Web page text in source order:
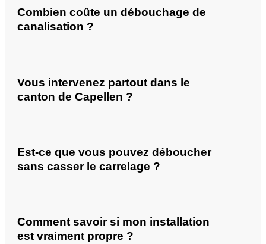
Combien coûte un débouchage de
canalisation ?
Vous intervenez partout dans le
canton de Capellen ?
Est-ce que vous pouvez déboucher
sans casser le carrelage ?
Comment savoir si mon installation
est vraiment propre ?